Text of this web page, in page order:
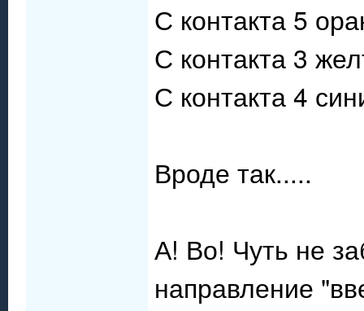
С контакта 5
С контакта 3
С контакта 4
Вроде так.....
А! Во! Чуть не
направление